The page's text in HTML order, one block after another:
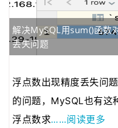
解决MySQL用sum()函数
丢失问题
浮点数出现精度丢失问
的问题，MySQL也有这
浮点数求……阅读更多